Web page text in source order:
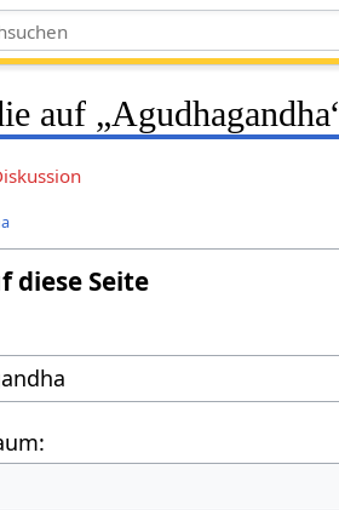
auf
diese Seite